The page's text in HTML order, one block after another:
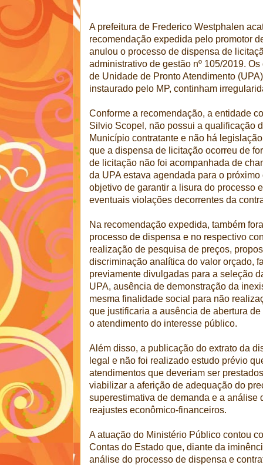
A prefeitura de Frederico Westphalen
recomendação expedida pelo promotor
anulou o processo de dispensa de
administrativo de gestão nº 105/2019.
de Unidade de Pronto Atendimento
instaurado pelo MP, continham
Conforme a recomendação, a entidade
Silvio Scopel, não possui a qualificação
Município contratante e não há
que a dispensa de licitação ocorreu de
de licitação não foi acompanhada de
da UPA estava agendada para o
objetivo de garantir a lisura do processo
eventuais violações decorrentes da
Na recomendação expedida, também
processo de dispensa e no respectivo
realização de pesquisa de preços,
discriminação analítica do valor orçado,
previamente divulgadas para a seleção
UPA, ausência de demonstração da
mesma finalidade social para não
que justificaria a ausência de abertura
o atendimento do interesse público.
Além disso, a publicação do extrato da
legal e não foi realizado estudo prévio
atendimentos que deveriam ser
viabilizar a aferição de adequação do
superestimativa de demanda e a análise
reajustes econômico-financeiros.
A atuação do Ministério Público contou
Contas do Estado que, diante da
análise do processo de dispensa e